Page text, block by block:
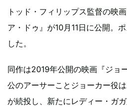
トッド・フィリップス監督の映
ア・ドゥ』が10月11日に公開。
した。
同作は2019年公開の映画『ジョ
公のアーサーことジョーカー役
が続投し、新たにレディー・ガ